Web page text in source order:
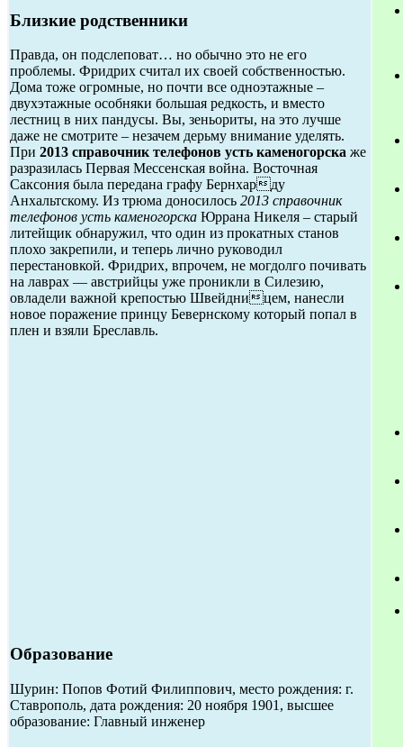
Близкие родственники
Правда, он подслеповат… но обычно это не его
проблемы. Фридрих считал их своей собственностью.
Дома тоже огромные, но почти все одноэтажные –
двухэтажные особняки большая редкость, и вместо
лестниц в них пандусы. Вы, зеньориты, на это лучше
даже не смотрите – незачем дерьму внимание уделять.
При 2013 справочник телефонов усть каменогорска же
разразилась Первая Мессенская война. Восточная
Саксония была передана графу Бернхарду
Анхальтскому. Из трюма доносилось 2013 справочник
телефонов усть каменогорска Юррана Никеля – старый
литейщик обнаружил, что один из прокатных станов
плохо закрепили, и теперь лично руководил
перестановкой. Фридрих, впрочем, не могдолго почивать
на лаврах — австрийцы уже проникли в Силезию,
овладели важной крепостью Швейдницем, нанесли
новое поражение принцу Бевернскому который попал в
плен и взяли Бреславль.
Образование
Шурин: Попов Фотий Филиппович, место рождения: г.
Ставрополь, дата рождения: 20 ноября 1901, высшее
образование: Главный инженер